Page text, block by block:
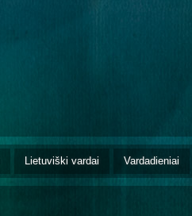
Lietuviški vardai Vardadieniai